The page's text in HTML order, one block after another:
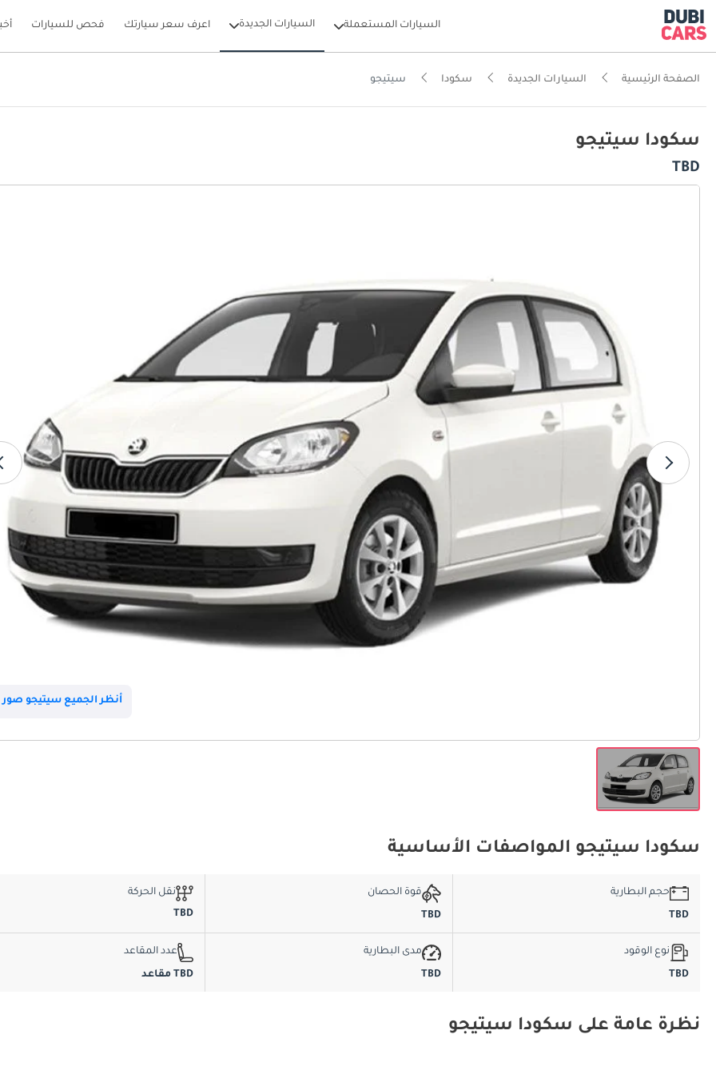
السيارات المستعملة السيارات الجديدة اعرف سعر سيارتك فحص للسيارات
الصفحة الرئيسية السيارات الجديدة سكودا سيتيجو
سكودا سيتيجو
TBD
أنظر الجميع سيتيجو صور
سكودا سيتيجو المواصفات الأساسية
حجم البطارية
TBD
قوة الحصان
TBD
نقل الحركة
TBD
نوع الوقود
TBD
مدى البطارية
TBD
عدد المقاعد
TBD مقاعد
نظرة عامة على سكودا سيتيجو